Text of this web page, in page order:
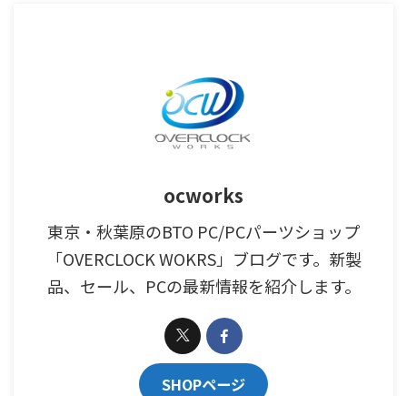
ocworks
東京・秋葉原のBTO PC/PCパーツショップ
「OVERCLOCK WOKRS」ブログです。新製
品、セール、PCの最新情報を紹介します。
SHOPページ